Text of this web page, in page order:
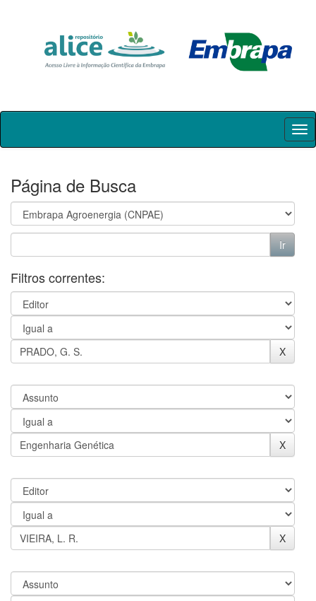
Skip
Página de Busca
Filtros correntes: